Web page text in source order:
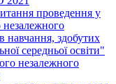
проведення у
незалежного
навчання, здобутих
середньої освіти"
незалежного